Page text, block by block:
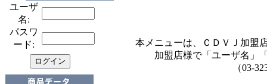
ユーザ
名:
パスワ
ード:
本メニューは、ＣＤＶＪ加盟
加盟店様で「ユーザ名」
（03-